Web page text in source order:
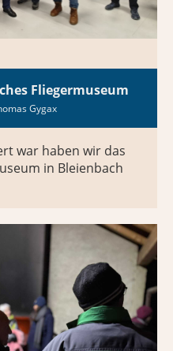
Fliegermuseum
Gygax
war haben wir das
in Bleienbach